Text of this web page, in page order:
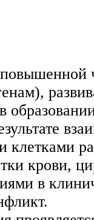
клетками
крови,
в